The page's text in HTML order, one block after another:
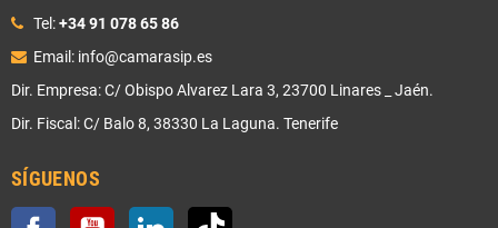
Tel:+34 91 078 65 86
Email: info@camarasip.es
Dir. Empresa: C/ Obispo Alvarez Lara 3, 23700 Linares _ Jaén.
Dir. Fiscal: C/ Balo 8, 38330 La Laguna. Tenerife
SÍGUENOS
Facebook YouTube LinkedIn